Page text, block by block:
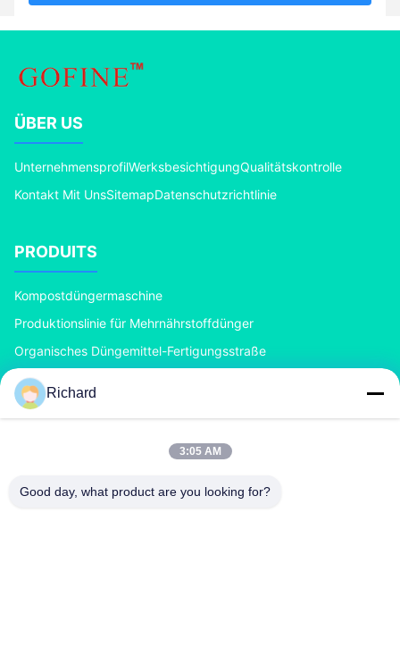
ÜBER US
UnternehmensprofilWerksbesichtigungQualitätskontrolle
Kontakt Mit UnsSitemapDatenschutzrichtlinie
PRODUITS
Kompostdüngermaschine
Produktionslinie für Mehrnährstoffdünger
Organisches Düngemittel-Fertigungsstraße
BB Düngemittel-Fertigungsstraße
Doppelscheibe-Düngemittel-Granulierer
KONTAKT MIT UNS
Richard
3:05 AM
Good day, what product are you looking for?